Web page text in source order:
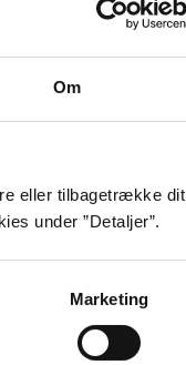
Om
eller tilbagetrække dit
under ”Detaljer”.
Marketing